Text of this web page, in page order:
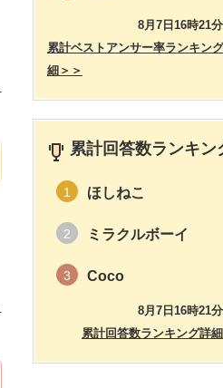
8月7日16時21
累計ベストアンサー率ランキン
細＞＞
累計回答数ランキン
1 ほしねこ
2 ミラクルボーイ
3 Coco
8月7日16時21
累計回答数ランキング詳